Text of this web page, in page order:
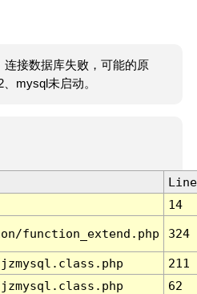
连接数据库失败，可能的原
mysql未启动。
Line
14
function_extend.php 324
211
62